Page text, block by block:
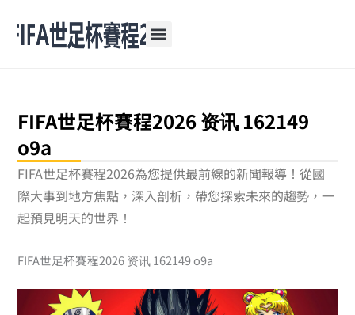
FIFA世足杯賽程2026 资讯 162149
o9a
FIFA世足杯賽程2026為您提供最前線的新聞報導！從國
際大事到地方焦點，深入剖析，帶您探索未來的趨勢，一
起預見明天的世界！
FIFA世足杯賽程2026 资讯 162149 o9a